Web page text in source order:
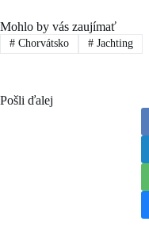
Mohlo by vás zaujímať
#Chorvátsko #Jachting
Pošli ďalej